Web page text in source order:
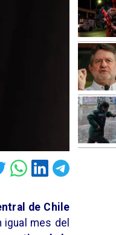
de Chile
mes del